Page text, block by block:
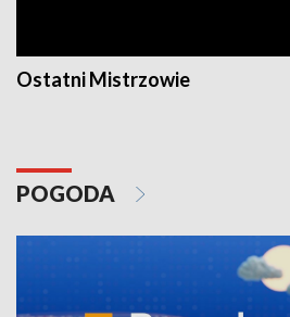
Ostatni Mistrzowie
POGODA